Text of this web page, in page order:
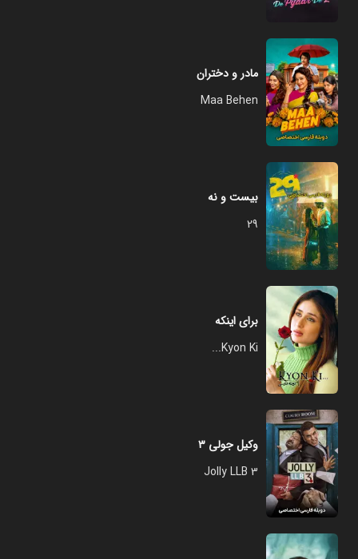
مادر و دختران
Maa Behen
بیست و نه
29
برای اینکه
Kyon Ki...
وکیل جولی ۳
Jolly LLB 3